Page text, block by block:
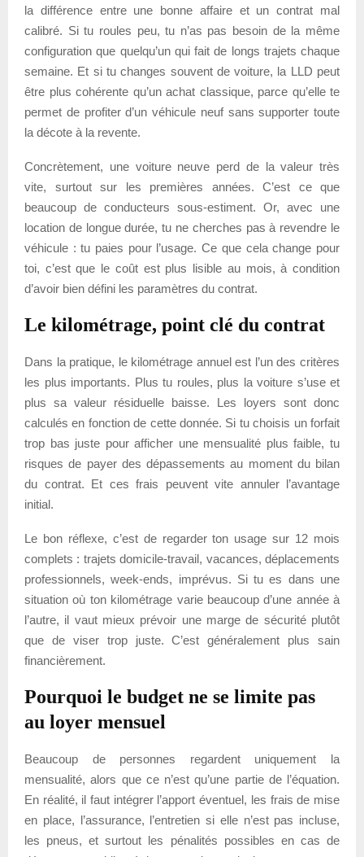
la différence entre une bonne affaire et un contrat mal
calibré. Si tu roules peu, tu n’as pas besoin de la même
configuration que quelqu’un qui fait de longs trajets chaque
semaine. Et si tu changes souvent de voiture, la LLD peut
être plus cohérente qu’un achat classique, parce qu’elle te
permet de profiter d’un véhicule neuf sans supporter toute
la décote à la revente.
Concrètement, une voiture neuve perd de la valeur très
vite, surtout sur les premières années. C’est ce que
beaucoup de conducteurs sous-estiment. Or, avec une
location de longue durée, tu ne cherches pas à revendre le
véhicule : tu paies pour l’usage. Ce que cela change pour
toi, c’est que le coût est plus lisible au mois, à condition
d’avoir bien défini les paramètres du contrat.
Le kilométrage, point clé du contrat
Dans la pratique, le kilométrage annuel est l’un des critères
les plus importants. Plus tu roules, plus la voiture s’use et
plus sa valeur résiduelle baisse. Les loyers sont donc
calculés en fonction de cette donnée. Si tu choisis un forfait
trop bas juste pour afficher une mensualité plus faible, tu
risques de payer des dépassements au moment du bilan
du contrat. Et ces frais peuvent vite annuler l’avantage
initial.
Le bon réflexe, c’est de regarder ton usage sur 12 mois
complets : trajets domicile-travail, vacances, déplacements
professionnels, week-ends, imprévus. Si tu es dans une
situation où ton kilométrage varie beaucoup d’une année à
l’autre, il vaut mieux prévoir une marge de sécurité plutôt
que de viser trop juste. C’est généralement plus sain
financièrement.
Pourquoi le budget ne se limite pas
au loyer mensuel
Beaucoup de personnes regardent uniquement la
mensualité, alors que ce n’est qu’une partie de l’équation.
En réalité, il faut intégrer l’apport éventuel, les frais de mise
en place, l’assurance, l’entretien si elle n’est pas incluse,
les pneus, et surtout les pénalités possibles en cas de